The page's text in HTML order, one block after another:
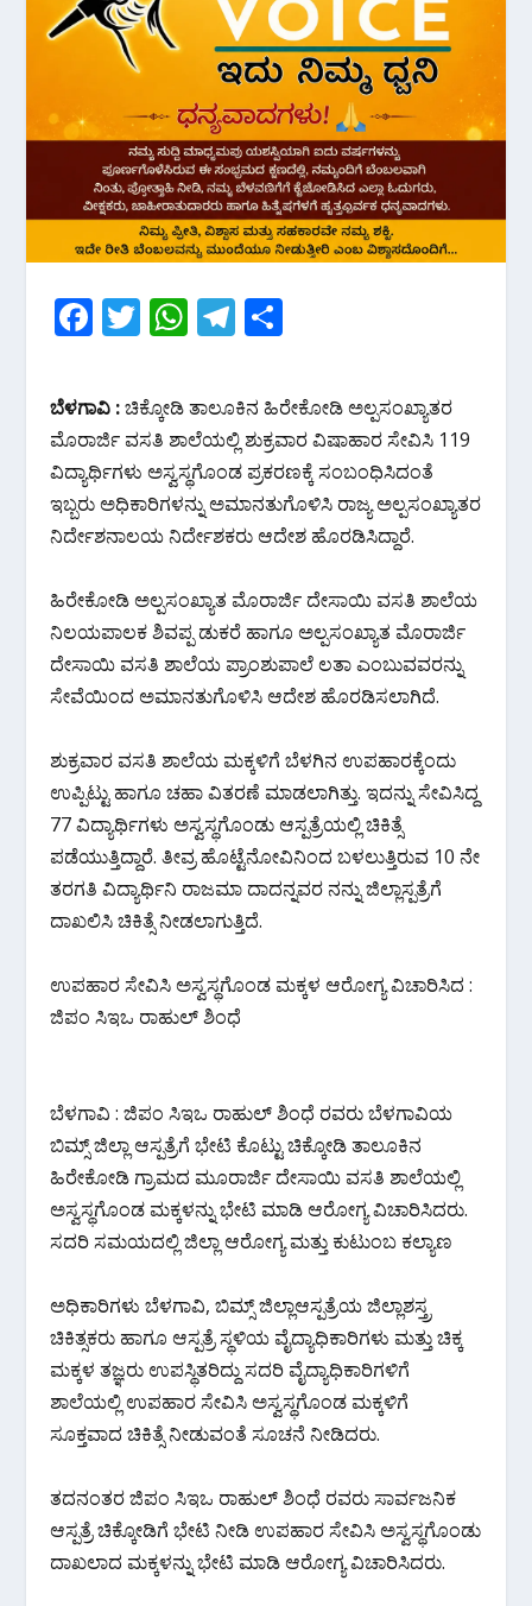
F
ac
e
b
o
o
k
T
w
itt
er
W
h
at
s
A
p
p
T
el
e
gr
a
m
ar
e
ಬೆಳಗಾವಿ :ಚಿಕ್ಕೋಡಿ ತಾಲೂಕಿನ ಹಿರೇಕೋಡಿ ಅಲ್ಪಸಂಖ್ಯಾತರ
ಮೊರಾರ್ಜಿ ವಸತಿ ಶಾಲೆಯಲ್ಲಿ ಶುಕ್ರವಾರ ವಿಷಾಹಾರ ಸೇವಿಸಿ 119
ವಿದ್ಯಾರ್ಥಿಗಳು ಅಸ್ವಸ್ಥಗೊಂಡ ಪ್ರಕರಣಕ್ಕೆ ಸಂಬಂಧಿಸಿದಂತೆ
ಇಬ್ಬರು ಅಧಿಕಾರಿಗಳನ್ನು ಅಮಾನತುಗೊಳಿಸಿ ರಾಜ್ಯ ಅಲ್ಪಸಂಖ್ಯಾತರ
ನಿರ್ದೇಶನಾಲಯ ನಿರ್ದೇಶಕರು ಆದೇಶ ಹೊರಡಿಸಿದ್ದಾರೆ.
ಹಿರೇಕೋಡಿ ಅಲ್ಪಸಂಖ್ಯಾತ ಮೊರಾರ್ಜಿ ದೇಸಾಯಿ ವಸತಿ ಶಾಲೆಯ
ನಿಲಯಪಾಲಕ ಶಿವಪ್ಪ ಡುಕರೆ ಹಾಗೂ ಅಲ್ಪಸಂಖ್ಯಾತ ಮೊರಾರ್ಜಿ
ದೇಸಾಯಿ ವಸತಿ ಶಾಲೆಯ ಪ್ರಾಂಶುಪಾಲೆ ಲತಾ ಎಂಬುವವರನ್ನು
ಸೇವೆಯಿಂದ ಅಮಾನತುಗೊಳಿಸಿ ಆದೇಶ ಹೊರಡಿಸಲಾಗಿದೆ.
ಶುಕ್ರವಾರ ವಸತಿ ಶಾಲೆಯ ಮಕ್ಕಳಿಗೆ ಬೆಳಗಿನ ಉಪಹಾರಕ್ಕೆಂದು
ಉಪ್ಪಿಟ್ಟು ಹಾಗೂ ಚಹಾ ವಿತರಣೆ ಮಾಡಲಾಗಿತ್ತು. ಇದನ್ನು ಸೇವಿಸಿದ್ದ
77 ವಿದ್ಯಾರ್ಥಿಗಳು ಅಸ್ವಸ್ಥಗೊಂಡು ಆಸ್ಪತ್ರೆಯಲ್ಲಿ ಚಿಕಿತ್ಸೆ
ಪಡೆಯುತ್ತಿದ್ದಾರೆ. ತೀವ್ರ ಹೊಟ್ಟೆನೋವಿನಿಂದ ಬಳಲುತ್ತಿರುವ 10 ನೇ
ತರಗತಿ ವಿದ್ಯಾರ್ಥಿನಿ ರಾಜಮಾ ದಾದನ್ನವರ ನನ್ನು ಜಿಲ್ಲಾಸ್ಪತ್ರೆಗೆ
ದಾಖಲಿಸಿ ಚಿಕಿತ್ಸೆ ನೀಡಲಾಗುತ್ತಿದೆ.
ಉಪಹಾರ ಸೇವಿಸಿ ಅಸ್ವಸ್ಥಗೊಂಡ ಮಕ್ಕಳ ಆರೋಗ್ಯ ವಿಚಾರಿಸಿದ :
ಜಿಪಂ ಸಿಇಒ ರಾಹುಲ್ ಶಿಂಧೆ
ಬೆಳಗಾವಿ : ಜಿಪಂ ಸಿಇಒ ರಾಹುಲ್ ಶಿಂಧೆ ರವರು ಬೆಳಗಾವಿಯ
ಬಿಮ್ಸ್ ಜಿಲ್ಲಾ ಆಸ್ಪತ್ರೆಗೆ ಭೇಟಿ ಕೊಟ್ಟು ಚಿಕ್ಕೋಡಿ ತಾಲೂಕಿನ
ಹಿರೇಕೋಡಿ ಗ್ರಾಮದ ಮೂರಾರ್ಜಿ ದೇಸಾಯಿ ವಸತಿ ಶಾಲೆಯಲ್ಲಿ
ಅಸ್ವಸ್ಥಗೊಂಡ ಮಕ್ಕಳನ್ನು ಭೇಟಿ ಮಾಡಿ ಆರೋಗ್ಯ ವಿಚಾರಿಸಿದರು.
ಸದರಿ ಸಮಯದಲ್ಲಿ ಜಿಲ್ಲಾ ಆರೋಗ್ಯ ಮತ್ತು ಕುಟುಂಬ ಕಲ್ಯಾಣ
ಅಧಿಕಾರಿಗಳು ಬೆಳಗಾವಿ, ಬಿಮ್ಸ್ ಜಿಲ್ಲಾಆಸ್ಪತ್ರೆಯ ಜಿಲ್ಲಾಶಸ್ತ್ರ
ಚಿಕಿತ್ಸಕರು ಹಾಗೂ ಆಸ್ಪತ್ರೆ ಸ್ಥಳಿಯ ವೈದ್ಯಾಧಿಕಾರಿಗಳು ಮತ್ತು ಚಿಕ್ಕ
ಮಕ್ಕಳ ತಜ್ಞರು ಉಪಸ್ಥಿತರಿದ್ದು ಸದರಿ ವೈದ್ಯಾಧಿಕಾರಿಗಳಿಗೆ
ಶಾಲೆಯಲ್ಲಿ ಉಪಹಾರ ಸೇವಿಸಿ ಅಸ್ವಸ್ಥಗೊಂಡ ಮಕ್ಕಳಿಗೆ
ಸೂಕ್ತವಾದ ಚಿಕಿತ್ಸೆ ನೀಡುವಂತೆ ಸೂಚನೆ ನೀಡಿದರು.
ತದನಂತರ ಜಿಪಂ ಸಿಇಒ ರಾಹುಲ್ ಶಿಂಧೆ ರವರು ಸಾರ್ವಜನಿಕ
ಆಸ್ಪತ್ರೆ ಚಿಕ್ಕೋಡಿಗೆ ಭೇಟಿ ನೀಡಿ ಉಪಹಾರ ಸೇವಿಸಿ ಅಸ್ವಸ್ಥಗೊಂಡು
ದಾಖಲಾದ ಮಕ್ಕಳನ್ನು ಭೇಟಿ ಮಾಡಿ ಆರೋಗ್ಯ ವಿಚಾರಿಸಿದರು.